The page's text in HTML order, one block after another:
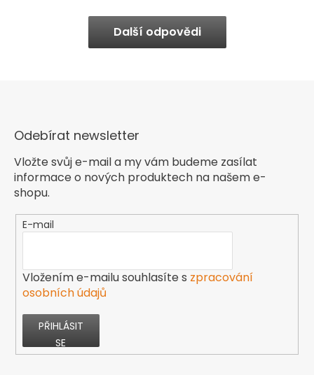
Další odpovědi
Odebírat newsletter
Vložte svůj e-mail a my vám budeme zasílat
informace o nových produktech na našem e-
shopu.
E-mail
Vložením e-mailu souhlasíte s zpracování
osobních údajů
PŘIHLÁSIT
SE